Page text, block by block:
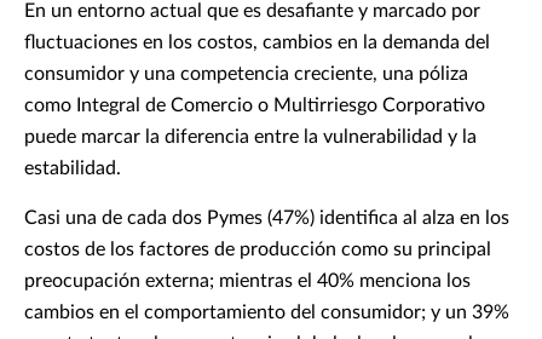
En un entorno actual que es desafiante y marcado por
fluctuaciones en los costos, cambios en la demanda del
consumidor y una competencia creciente, una póliza
como Integral de Comercio o Multirriesgo Corporativo
puede marcar la diferencia entre la vulnerabilidad y la
estabilidad.
Casi una de cada dos Pymes (47%) identifica al alza en los
costos de los factores de producción como su principal
preocupación externa; mientras el 40% menciona los
cambios en el comportamiento del consumidor; y un 39%